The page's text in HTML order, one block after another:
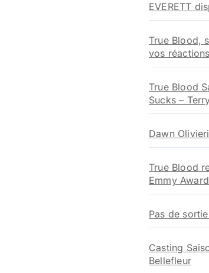
EVERETT
True Blood,
vos
True Blood
Sucks –
Dawn
True Blood
Emmy Award
Pas de
Casting
Bellefleur